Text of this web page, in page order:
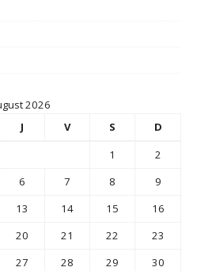
2026
J V S
D
1
2
6 7 8
9
13 14 15
16
20 21 22
23
27 28 29
30